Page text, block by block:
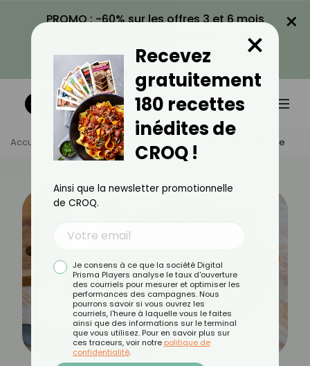
PROMO : -60% sur les offres 3 et 6 mois
VOIR LA PROMO
×
Accueil Actus Alimentation Vrai-Faux Sur La Carotte
Recevez
gratuitement
180 recettes
inédites de
CROQ !
×
Ainsi que la newsletter promotionnelle
de CROQ.
Je consens à ce que la société Digital
Prisma Players analyse le taux d'ouverture
des courriels pour mesurer et optimiser les
performances des campagnes. Nous
pourrons savoir si vous ouvrez les
courriels, l'heure à laquelle vous le faites
ainsi que des informations sur le terminal
que vous utilisez. Pour en savoir plus sur
ces traceurs, voir notre politique de
confidentialité.